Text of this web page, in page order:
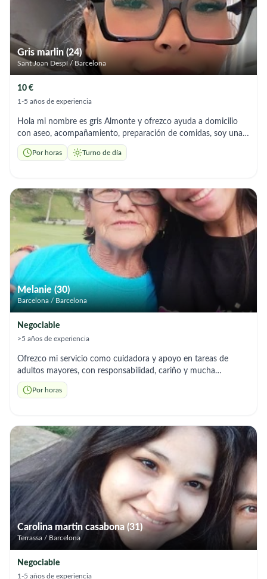
Gris marlin (24)
Sant Joan Despí / Barcelona
10 €
1-5 años de experiencia
Hola mi nombre es gris Almonte y ofrezco ayuda a domicilio
con aseo, acompañamiento, preparación de comidas, soy una
chica responsable y con muchas ganas de trabajar, amo a los
mayores del hogar, soy educada y nunca jamás le haría daño en
que cuide de mis abuelos y los abuelos de mi padre, espero
poder conocerlos pronto.un abrazo✨
Por horas Turno de día
Melanie (30)
Barcelona / Barcelona
Negociable
>5 años de experiencia
Ofrezco mi servicio como cuidadora y apoyo en tareas de
adultos mayores, con responsabilidad, cariño y mucha
paciencia. Me adapto a sus necesidades y a las de tu familia,
siempre con un trato cercano, humano y respetuoso. Si buscas
referencias y estudios comprobables. Disponibilidad inmediata
por horas o turnos
Por horas
Carolina martin casabona (31)
Terrassa / Barcelona
Negociable
1-5 años de experiencia